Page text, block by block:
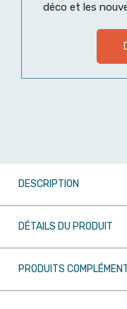
déco et les
DESCRIPTION
DÉTAILS DU PRODUIT
PRODUITS